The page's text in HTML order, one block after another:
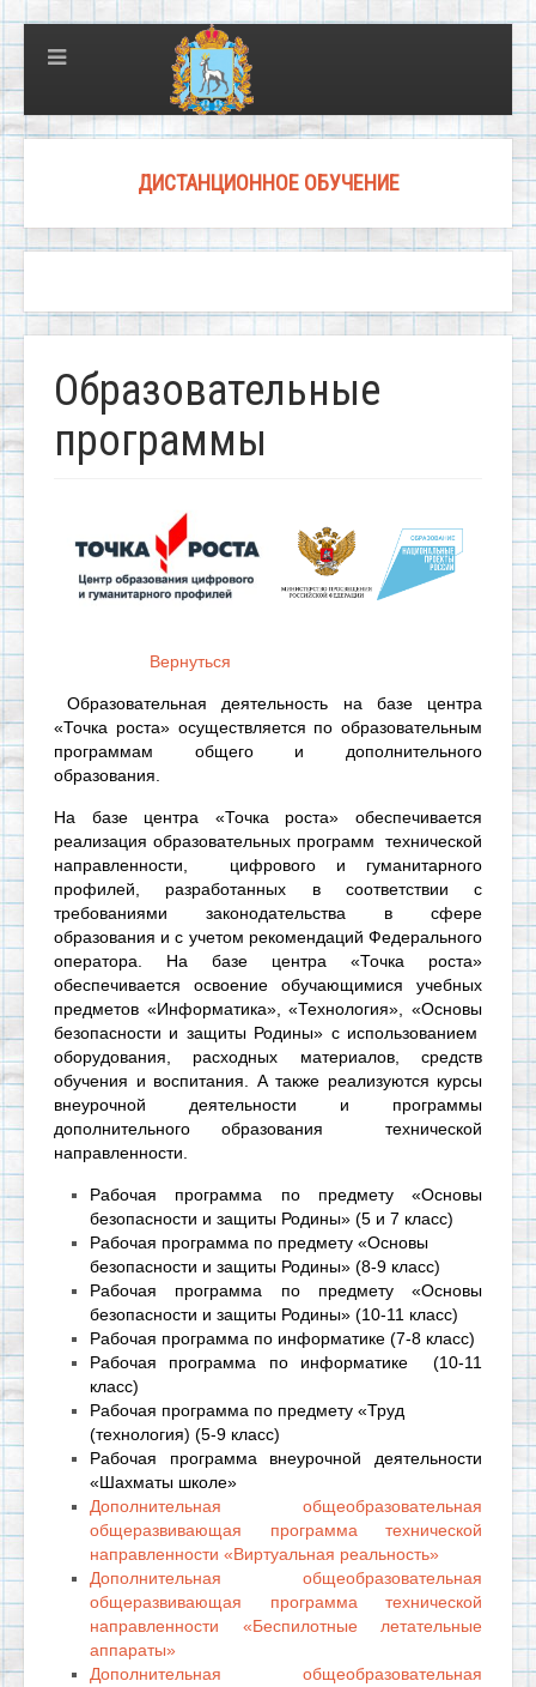
ДИСТАНЦИОННОЕ ОБУЧЕНИЕ
Образовательные
программы
Вернуться
Образовательная деятельность на базе центра
«Точка роста» осуществляется по образовательным
программам общего и дополнительного
образования.
На базе центра «Точка роста» обеспечивается
реализация образовательных программ технической
направленности, цифрового и гуманитарного
профилей, разработанных в соответствии с
требованиями законодательства в сфере
образования и с учетом рекомендаций Федерального
оператора. На базе центра «Точка роста»
обеспечивается освоение обучающимися учебных
предметов «Информатика», «Технология», «Основы
безопасности и защиты Родины» с использованием
оборудования, расходных материалов, средств
обучения и воспитания. А также реализуются курсы
внеурочной деятельности и программы
дополнительного образования технической
направленности.
Рабочая программа по предмету «Основы
безопасности и защиты Родины» (5 и 7 класс)
Рабочая программа по предмету «Основы
безопасности и защиты Родины» (8-9 класс)
Рабочая программа по предмету «Основы
безопасности и защиты Родины» (10-11 класс)
Рабочая программа по информатике (7-8 класс)
Рабочая программа по информатике (10-11
класс)
Рабочая программа по предмету «Труд
(технология) (5-9 класс)
Рабочая программа внеурочной деятельности
«Шахматы школе»
Дополнительная общеобразовательная
общеразвивающая программа технической
направленности «Виртуальная реальность»
Дополнительная общеобразовательная
общеразвивающая программа технической
направленности «Беспилотные летательные
аппараты»
Дополнительная общеобразовательная